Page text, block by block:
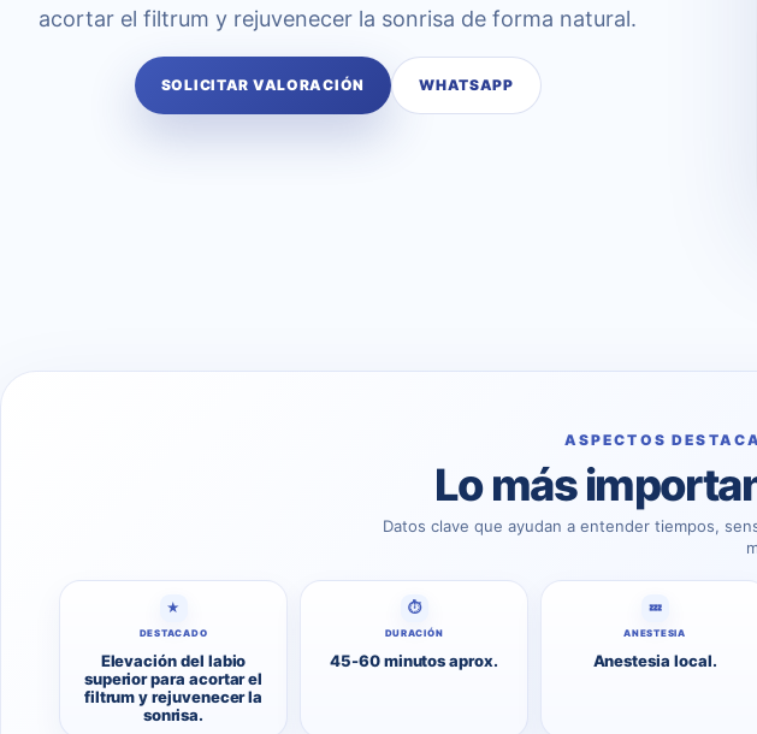
acortar el filtrum y rejuvenecer la sonrisa de forma natural.
SOLICITAR VALORACIÓN WHATSAPP
ASPECTOS
Lo más
Datos clave que ayudan a entender tiempos,
★
DESTACADO
Elevación del labio
superior para acortar el
filtrum y rejuvenecer la
sonrisa.
⏱
DURACIÓN
45-60 minutos aprox.
💤
ANESTESIA
Anestesia local.